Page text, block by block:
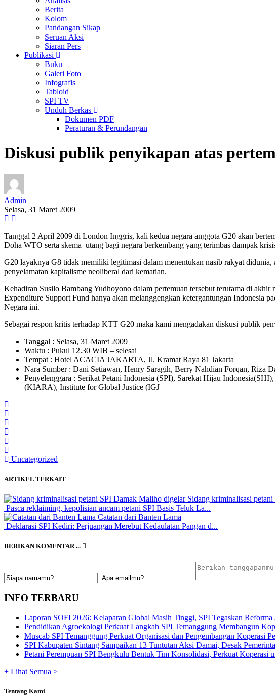
Berita
Kolom
Pandangan Sikap
Seruan Aksi
Siaran Pers
Publikasi
Buku
Galeri Foto
Infografis
Tabloid
SPI TV
Unduh Berkas
Dokumen PDF
Peraturan & Perundangan
Diskusi publik penyikapan atas
Admin
Selasa, 31 Maret 2009
Tanggal 2 April 2009 di London Inggris, kali kedua negara anggota G20 akan
Doha WTO serta skema utang bagi negara berkembang yang terimbas dampak
G20 layaknya G8 tidak memiliki legitimasi dalam menentukan nasib rakyat
penyelamatan kapitalisme neoliberal dari kematian.
Kehadiran Susilo Bambang Yudhoyono dalam pertemuan tersebut terutama di
Expenditure Support Fund hanya akan melanggengkan ketergantungan Indonesia
Negara ini.
Sebagai respon kritis terhadap KTT G20 maka kami mengadakan diskusi publik
Tanggal : Selasa, 31 Maret 2009
Waktu : Pukul 12.30 WIB – selesai
Tempat : Hotel ACACIA JAKARTA, Jl. Kramat Raya 81 Jakarta
Nara Sumber : Dani Setiawan, Henry Saragih, Berry Nahdian Forqan, Riza
Penyelenggara : Serikat Petani Indonesia (SPI), Sarekat Hijau
(KIARA), Institute for Global Justice (IGJ
Uncategorized
ARTIKEL TERKAIT
Sidang kriminalisasi
Pasca reklaiming, kepolisian ancam petani SPI Basis Teluk La...
Catatan dari Banten Lama
Deklarasi SPI Kediri: Perjuangan Merebut Kedaulatan Pangan d...
BERIKAN KOMENTAR ...
INFO TERBARU
Laporan SOFI 2026: Kelaparan Global Masih Tinggi, SPI Tegaskan Reforma
Pendidikan Agroekologi Perkuat Langkah SPI Temanggung Membangun
Muscab SPI Temanggung Perkuat Organisasi dan Pengembangan Koperasi
SPI Kabupaten Sintang Sampaikan 13 Tuntutan Aksi Damai, Desak
Petani Perempuan SPI Bengkulu Bentuk Tim Konsolidasi, Perkuat Koperasi
+ Lihat Semua >
Tentang Kami